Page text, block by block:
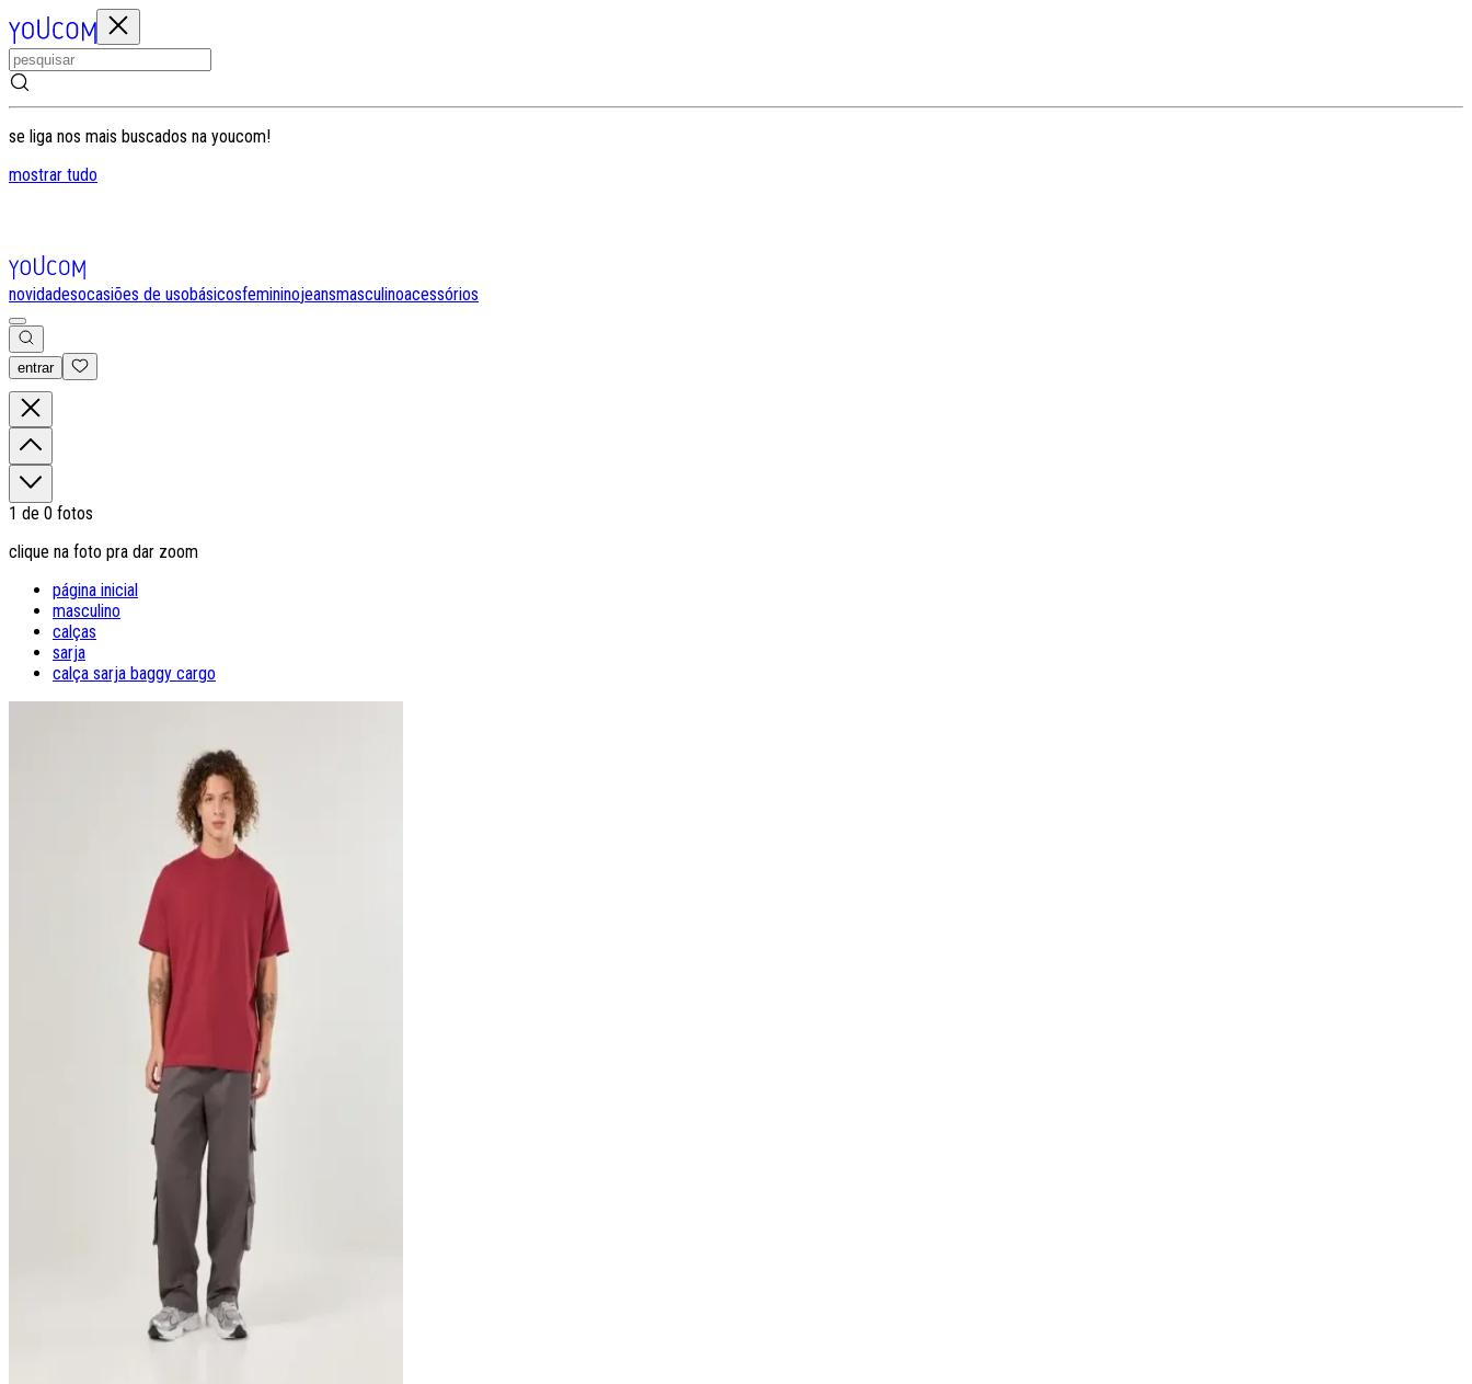
se liga nos mais buscados na youcom!
mostrar tudo
novidadesocasiões de usobásicosfemininojeansmasculinoacessórios
entrar
1 de 0 fotos
clique na foto pra dar zoom
página inicial
masculino
calças
sarja
calça sarja baggy cargo